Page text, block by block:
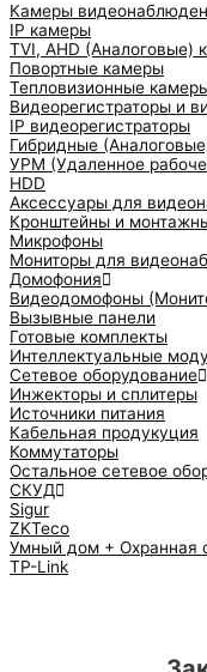
Камеры
IP камеры
TVI, AHD (Аналоговые)
Повортные камеры
Тепловизионные
Видеорегистраторы и
IP видеорегистраторы
Гибридные
УРМ (Удаленное
HDD
Аксессуары для
Кронштейны и
Микрофоны
Мониторы для
Домофония
Видеодомофоны
Вызывные панели
Готовые комплекты
Интеллектуальные
Сетевое оборудование
Инжекторы и сплитеры
Источники питания
Кабельная продукуция
Коммутаторы
Остальное сетевое
СКУД
Sigur
ZKTeco
Умный дом + Охранная
TP-Link